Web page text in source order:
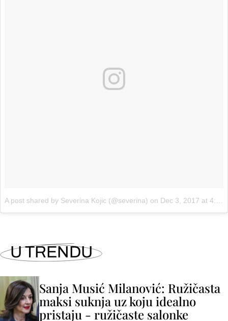
A post shared by Severina Kojic (@severina) on Dec 3, 2017 at 4:29am PST
U TRENDU
Sanja Musić Milanović: Ružičasta
maksi suknja uz koju idealno
pristaju - ružičaste salonke